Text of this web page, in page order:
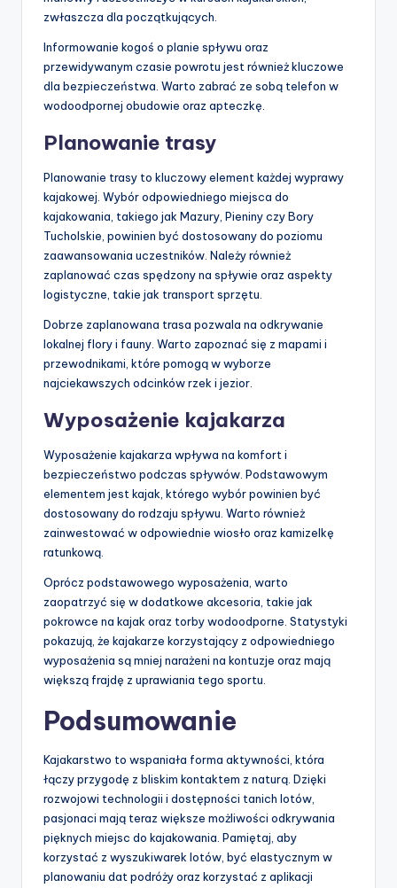
zwłaszcza dla początkujących.
Informowanie kogoś o planie spływu oraz
przewidywanym czasie powrotu jest również kluczowe
dla bezpieczeństwa. Warto zabrać ze sobą telefon w
wodoodpornej obudowie oraz apteczkę.
Planowanie trasy
Planowanie trasy to kluczowy element każdej wyprawy
kajakowej. Wybór odpowiedniego miejsca do
kajakowania, takiego jak Mazury, Pieniny czy Bory
Tucholskie, powinien być dostosowany do poziomu
zaawansowania uczestników. Należy również
zaplanować czas spędzony na spływie oraz aspekty
logistyczne, takie jak transport sprzętu.
Dobrze zaplanowana trasa pozwala na odkrywanie
lokalnej flory i fauny. Warto zapoznać się z mapami i
przewodnikami, które pomogą w wyborze
najciekawszych odcinków rzek i jezior.
Wyposażenie kajakarza
Wyposażenie kajakarza wpływa na komfort i
bezpieczeństwo podczas spływów. Podstawowym
elementem jest kajak, którego wybór powinien być
dostosowany do rodzaju spływu. Warto również
zainwestować w odpowiednie wiosło oraz kamizelkę
ratunkową.
Oprócz podstawowego wyposażenia, warto
zaopatrzyć się w dodatkowe akcesoria, takie jak
pokrowce na kajak oraz torby wodoodporne. Statystyki
pokazują, że kajakarze korzystający z odpowiedniego
wyposażenia są mniej narażeni na kontuzje oraz mają
większą frajdę z uprawiania tego sportu.
Podsumowanie
Kajakarstwo to wspaniała forma aktywności, która
łączy przygodę z bliskim kontaktem z naturą. Dzięki
rozwojowi technologii i dostępności tanich lotów,
pasjonaci mają teraz większe możliwości odkrywania
pięknych miejsc do kajakowania. Pamiętaj, aby
korzystać z wyszukiwarek lotów, być elastycznym w
planowaniu dat podróży oraz korzystać z aplikacji